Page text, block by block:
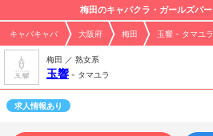
梅田のキャバクラ・ガールズバー
キャバキャバ 大阪府 梅田 玉響 - タマユラ
梅田 ／ 熟女系
玉響 - タマユラ
求人情報あり